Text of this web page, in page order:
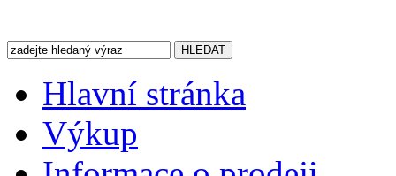
Hlavní stránka
Výkup